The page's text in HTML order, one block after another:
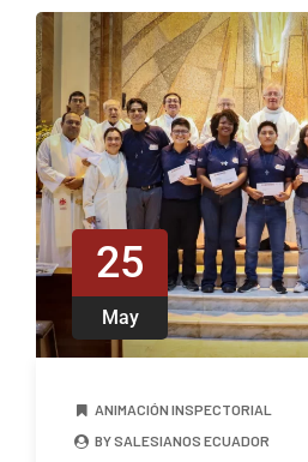
25
May
ANIMACIÓN INSPECTORIAL
BY SALESIANOS ECUADOR